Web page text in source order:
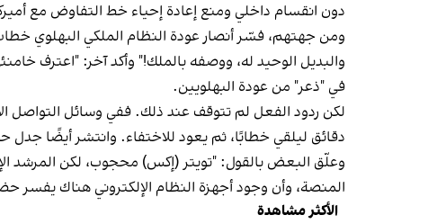
دون انقسام داخلي ومنع إعادة إحياء خط التفاوض مع
ومن جهتهم، فسّر أنصار عودة النظام الملكي البهلوي
والبديل الوحيد له، ووصفه بالملك!" وأكد آخر: "اعترف
في "ذعر" من عودة البهلويين.
لكن ردود الفعل لم تتوقف عند ذلك. ففي وسائل التواصل
دقائق ليلقي خطابًا، ثم يعود للاختفاء. وانتشر أيضًا
وعلّق البعض بالقول: "تويتر (إكس) محجوب، لكن المرشد
المنصة، وأن وجود أجهزة النظام الإلكتروني هناك يفسر
الأكثر مشاهدة